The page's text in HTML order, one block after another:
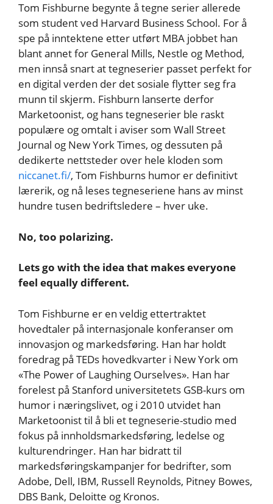
Tom Fishburne begynte å tegne serier allerede
som student ved Harvard Business School. For å
spe på inntektene etter utført MBA jobbet han
blant annet for General Mills, Nestle og Method,
men innså snart at tegneserier passet perfekt for
en digital verden der det sosiale flytter seg fra
munn til skjerm. Fishburn lanserte derfor
Marketoonist, og hans tegneserier ble raskt
populære og omtalt i aviser som Wall Street
Journal og New York Times, og dessuten på
dedikerte nettsteder over hele kloden som
niccanet.fi/, Tom Fishburns humor er definitivt
lærerik, og nå leses tegneseriene hans av minst
hundre tusen bedriftsledere – hver uke.
No, too polarizing.
Lets go with the idea that makes everyone
feel equally different.
Tom Fishburne er en veldig ettertraktet
hovedtaler på internasjonale konferanser om
innovasjon og markedsføring. Han har holdt
foredrag på TEDs hovedkvarter i New York om
«The Power of Laughing Ourselves». Han har
forelest på Stanford universitetets GSB-kurs om
humor i næringslivet, og i 2010 utvidet han
Marketoonist til å bli et tegneserie-studio med
fokus på innholdsmarkedsføring, ledelse og
kulturendringer. Han har bidratt til
markedsføringskampanjer for bedrifter, som
Adobe, Dell, IBM, Russell Reynolds, Pitney Bowes,
DBS Bank, Deloitte og Kronos.